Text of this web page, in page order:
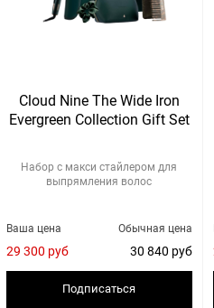
Cloud Nine The Wide Iron
Evergreen Collection Gift Set
Набор с макси стайлером для
выпрямления волос
Обычная цена
30 840 руб
Ваша цена
29 300 руб
Подписаться